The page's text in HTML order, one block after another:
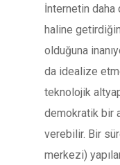
İnternetin daha
haline
olduğuna
da idealize
teknolojik
demokratik bir
verebilir. Bir
merkezi)